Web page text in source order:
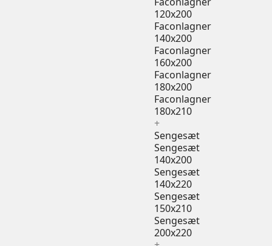
120x200
Faconlagner
140x200
Faconlagner
160x200
Faconlagner
180x200
Faconlagner
180x210
+
Sengesæt
Sengesæt
140x200
Sengesæt
140x220
Sengesæt
150x210
Sengesæt
200x220